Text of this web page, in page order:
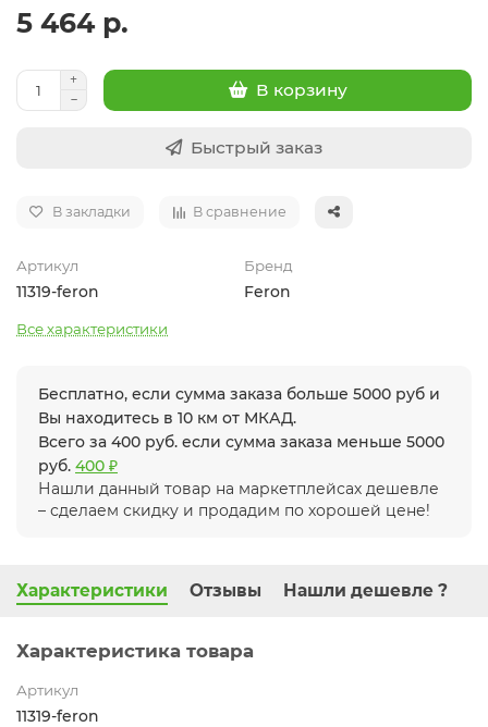
5 464 р.
В корзину
Быстрый заказ
В закладки В сравнение
Артикул
11319-feron
Бренд
Feron
Все характеристики
Бесплатно, если сумма заказа больше 5000 руб и
Вы находитесь в 10 км от МКАД.
Всего за 400 руб. если сумма заказа меньше 5000
руб. 400 ₽
Нашли данный товар на маркетплейсах дешевле
– сделаем скидку и продадим по хорошей цене!
Характеристики Отзывы Нашли дешевле ?
Характеристика товара
Артикул
11319-feron